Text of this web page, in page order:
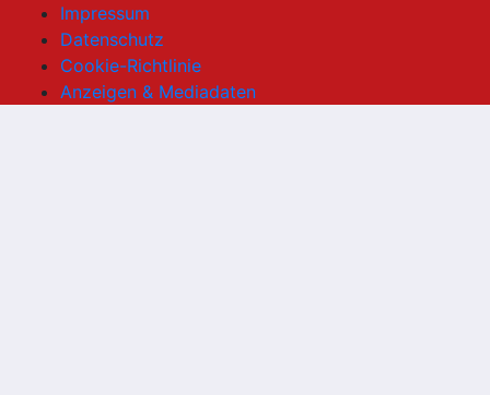
Impressum
Datenschutz
Cookie-Richtlinie
Anzeigen & Mediadaten